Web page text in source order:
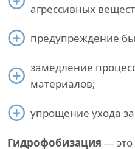
агрессивных
предупреждение
замедление
материалов;
упрощение ухода
Гидрофобизация — это